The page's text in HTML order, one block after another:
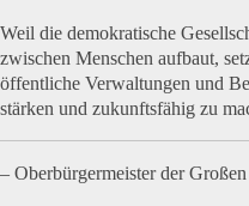
Weil die demokratische
zwischen Menschen aufbaut,
öffentliche Verwaltungen und
stärken und zukunftsfähig zu
– Oberbürgermeister der